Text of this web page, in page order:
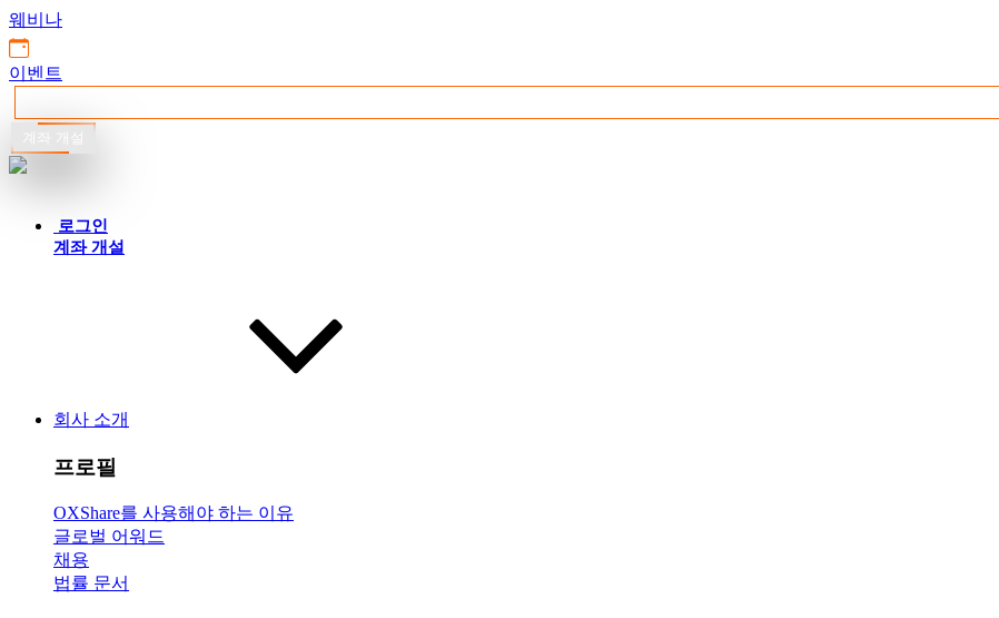
웨비나
이벤트
로그인
계좌 개설
회사 소개
프로필
OXShare를 사용해야 하는 이유
글로벌 어워드
채용
법률 문서